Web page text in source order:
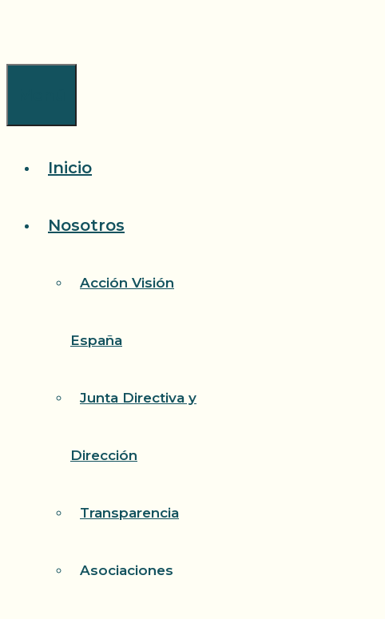
Inicio
Nosotros
Acción Visión
España
Junta Directiva y
Dirección
Transparencia
Asociaciones